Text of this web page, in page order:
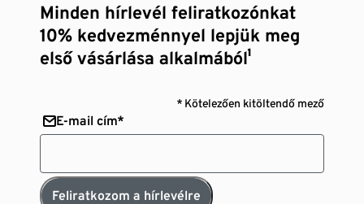
Minden hírlevél feliratkozónkat
10% kedvezménnyel lepjük meg
első vásárlása alkalmából¹
* Kötelezően kitöltendő mező
E-mail cím*
Feliratkozom a hírlevélre